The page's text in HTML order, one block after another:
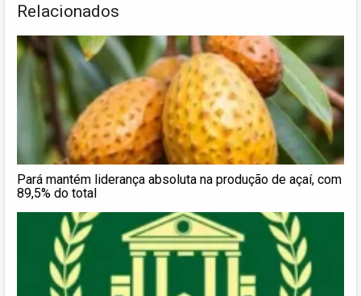
Relacionados
Pará mantém liderança absoluta na produção de açaí, com
89,5% do total